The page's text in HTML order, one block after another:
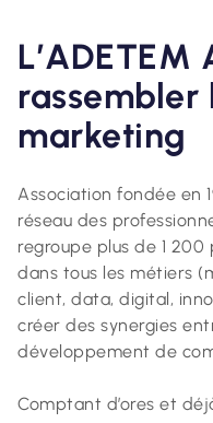
rassembler
marketing
Association fondée en
réseau des
regroupe plus de 1
dans tous les métiers
client, data, digital,
créer des synergies
développement de
Comptant d’ores et